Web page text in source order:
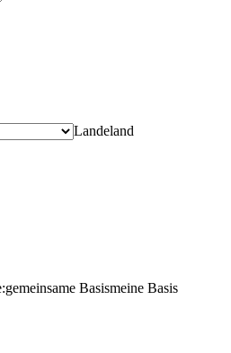
Landeland
gemeinsame Basismeine Basis